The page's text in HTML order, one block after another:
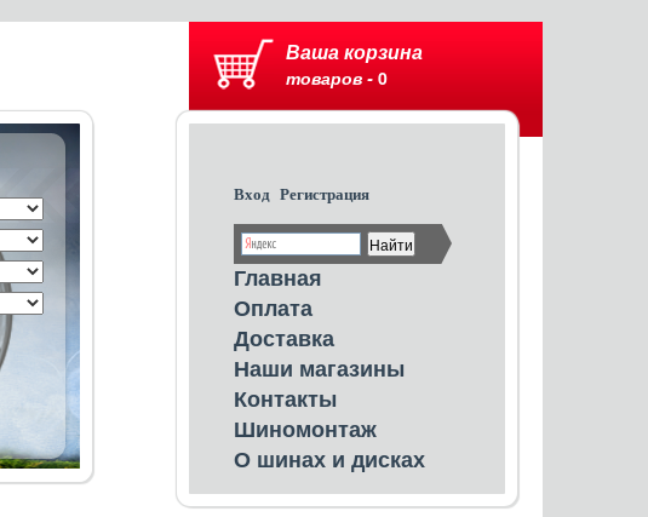
Ваша корзина
товаров - 0
Вход Регистрация
Главная
Оплата
Доставка
Наши магазины
Контакты
Шиномонтаж
О шинах и дисках